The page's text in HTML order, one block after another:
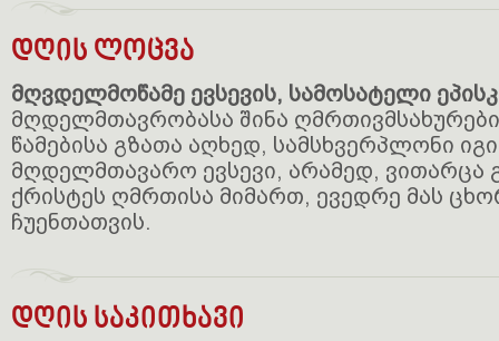
დღის ლოცვა
მღვდელმოწამე ევსევის, სამოსატელი
მღდელმთავრობასა შინა
წამებისა გზათა აღხედ, სამსხვერპლონი
მღდელმთავარო ევსევი, არამედ, ვითარცა
ქრისტეს ღმრთისა მიმართ, ევედრე მას
ჩუენთათვის.
დღის საკითხავი